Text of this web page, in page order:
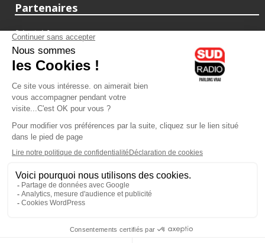
Partenaires
fiducial.fr
lyoncapitale.fr
olympique-et-lyonnais.com
L'application Iphone / Android
Téléchargez l'application
Les cookies
Gestion des cookies
Crédit photos : ©Sud Radio / Pierre Olivier